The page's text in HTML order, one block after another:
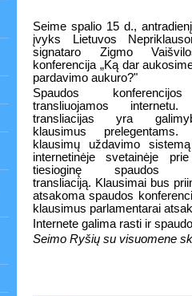
Seime spalio 15 d.,
įvyks Lietuvos
signataro Zigmo
konferencija „Ką dar
pardavimo aukuro?"
Spaudos
transliuojamos internetu.
transliacijas yra
klausimus
klausimų uždavimo
internetinėje svetainėje
tiesioginę spaudos
transliaciją. Klausimai bus
atsakoma spaudos
klausimus parlamentarai
Internete galima rasti ir
Seimo Ryšių su visuomene